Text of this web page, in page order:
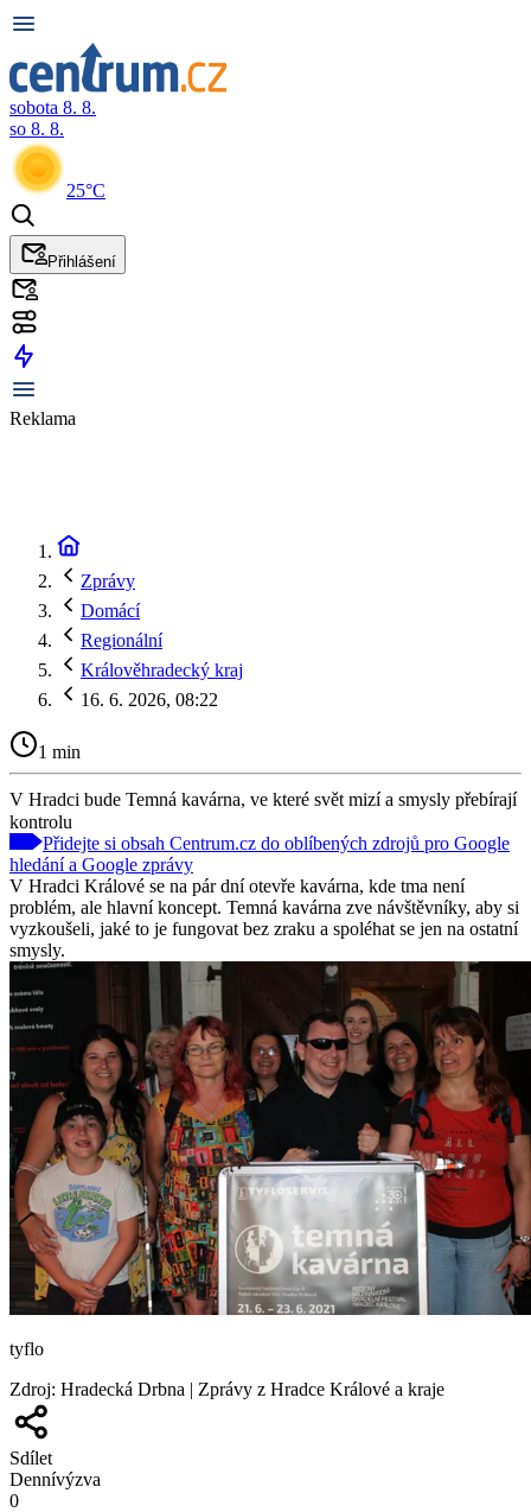
sobota 8. 8.
so 8. 8.
25°C
Přihlášení
Reklama
Zprávy
Domácí
Regionální
Králověhradecký kraj
16. 6. 2026, 08:22
1 min
V Hradci bude Temná kavárna, ve které svět mizí a smysly přebírají
kontrolu
Přidejte si obsah Centrum.cz do oblíbených zdrojů pro Google
hledání a Google zprávy
V Hradci Králové se na pár dní otevře kavárna, kde tma není
problém, ale hlavní koncept. Temná kavárna zve návštěvníky, aby si
vyzkoušeli, jaké to je fungovat bez zraku a spoléhat se jen na ostatní
smysly.
tyflo
Zdroj: Hradecká Drbna | Zprávy z Hradce Králové a kraje
Sdílet
Dennívýzva
0